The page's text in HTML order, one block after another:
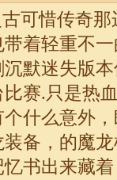
可惜传奇
着轻重不
沉默迷失版
赛.只是热
什么意外
备，的魔
书出来藏着